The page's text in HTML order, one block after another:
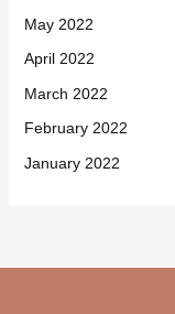
May 2022
April 2022
March 2022
February 2022
January 2022